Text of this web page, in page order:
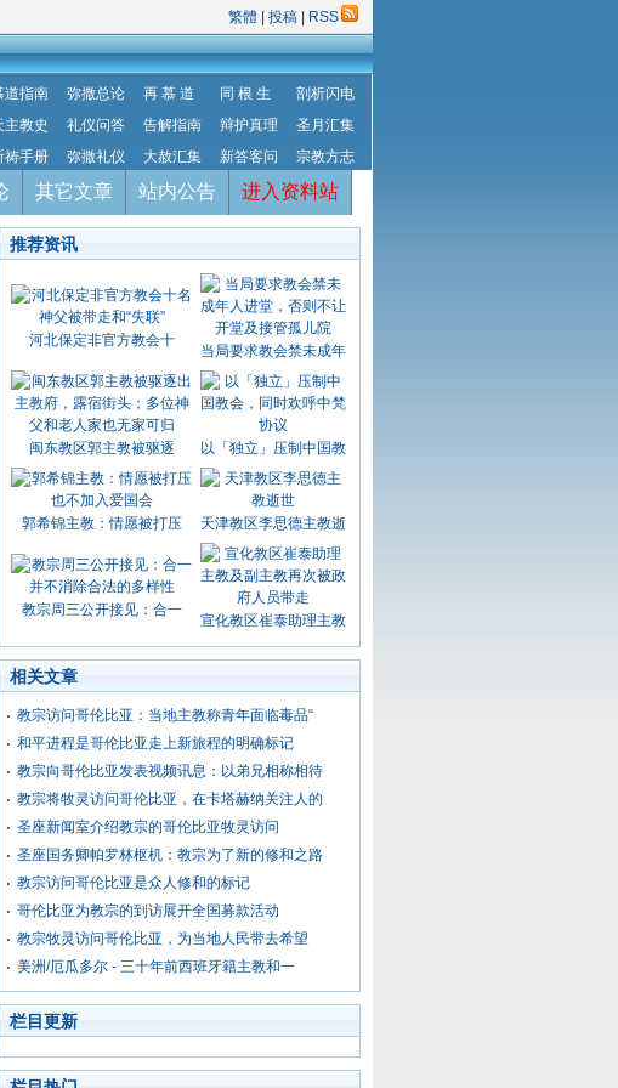
繁體 投稿 RSS
道指南 弥撒总论 再 慕 道 同 根 生
剖析闪电
主教史 礼仪问答 告解指南 辩护真理
圣月汇集
祷手册 弥撒礼仪 大赦汇集 新答客问 宗教方志
其它文章 站内公告 进入资料站
推荐资讯
河北保定非官方教会十
当局要求教会禁未成年
闽东教区郭主教被驱逐 以「独立」压制中国教
郭希锦主教：情愿被打压 天津教区李思德主教逝
教宗周三公开接见：合一
宣化教区崔泰助理主教
相关文章
教宗访问哥伦比亚：当地主教称青年面临毒品“
和平进程是哥伦比亚走上新旅程的明确标记
教宗向哥伦比亚发表视频讯息：以弟兄相称相待
教宗将牧灵访问哥伦比亚，在卡塔赫纳关注人的
圣座新闻室介绍教宗的哥伦比亚牧灵访问
圣座国务卿帕罗林枢机：教宗为了新的修和之路
教宗访问哥伦比亚是众人修和的标记
哥伦比亚为教宗的到访展开全国募款活动
教宗牧灵访问哥伦比亚，为当地人民带去希望
美洲/厄瓜多尔 - 三十年前西班牙籍主教和一
栏目更新